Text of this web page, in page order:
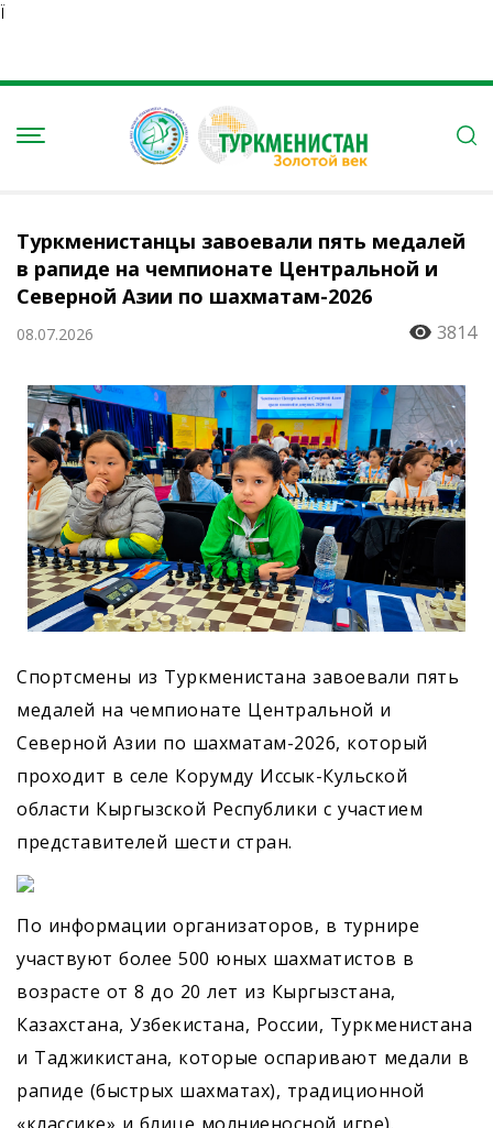
Ï
Туркменистанцы завоевали пять медалей
в рапиде на чемпионате Центральной и
Северной Азии по шахматам-2026
08.07.2026 3814
Спортсмены из Туркменистана завоевали пять
медалей на чемпионате Центральной и
Северной Азии по шахматам-2026, который
проходит в селе Корумду Иссык-Кульской
области Кыргызской Республики с участием
представителей шести стран.
По информации организаторов, в турнире
участвуют более 500 юных шахматистов в
возрасте от 8 до 20 лет из Кыргызстана,
Казахстана, Узбекистана, России, Туркменистана
и Таджикистана, которые оспаривают медали в
рапиде (быстрых шахматах), традиционной